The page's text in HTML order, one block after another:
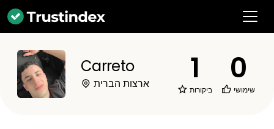
Carreto
ארצות הברית 1
ביקורות
0
שימושי